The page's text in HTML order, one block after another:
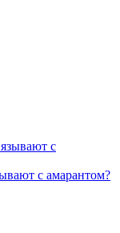
с амарантом?